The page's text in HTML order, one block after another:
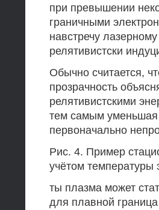
при превышении
граничными
навстречу
релятивистски
Обычно считается,
прозрачность
релятивистскими
тем самым уменьшая
первоначально
Рис. 4. Пример
учётом температуры
ты плазма может
для плавной